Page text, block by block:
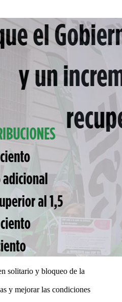
solitario y bloqueo de la
y mejorar las condiciones